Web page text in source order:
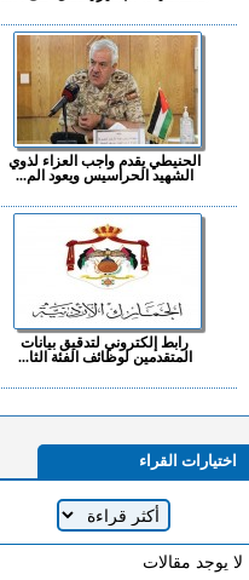
الحنيطي يقدم واجب العزاء لذوي
الشهيد الحراسيس ويعود الم...
رابط إلكتروني لتدقيق بيانات
المتقدمين لوظائف الفئة الثا...
اختيارات القراء
لا يوجد مقالات